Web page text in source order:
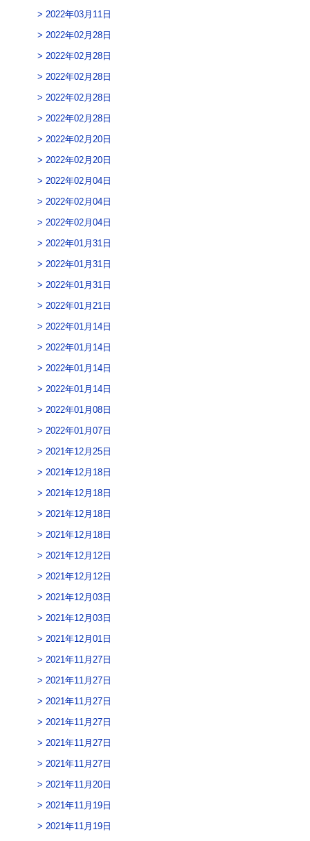
2022年03月11日
2022年02月28日
2022年02月28日
2022年02月28日
2022年02月28日
2022年02月28日
2022年02月20日
2022年02月20日
2022年02月04日
2022年02月04日
2022年02月04日
2022年01月31日
2022年01月31日
2022年01月31日
2022年01月21日
2022年01月14日
2022年01月14日
2022年01月14日
2022年01月14日
2022年01月08日
2022年01月07日
2021年12月25日
2021年12月18日
2021年12月18日
2021年12月18日
2021年12月18日
2021年12月12日
2021年12月12日
2021年12月03日
2021年12月03日
2021年12月01日
2021年11月27日
2021年11月27日
2021年11月27日
2021年11月27日
2021年11月27日
2021年11月27日
2021年11月20日
2021年11月19日
2021年11月19日